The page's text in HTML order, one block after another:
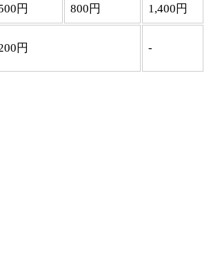
円 800円 1,400円
円 -